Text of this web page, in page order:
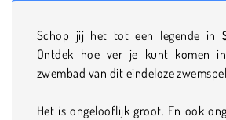
Schop jij het tot een legende in
Ontdek hoe ver je kunt komen
zwembad van dit eindeloze
Het is ongelooflijk groot. En ook